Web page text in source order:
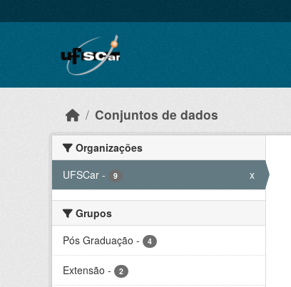
Conjuntos de dados
Organizações
UFSCar - 9 x
Grupos
Pós Graduação - 4
Extensão - 2